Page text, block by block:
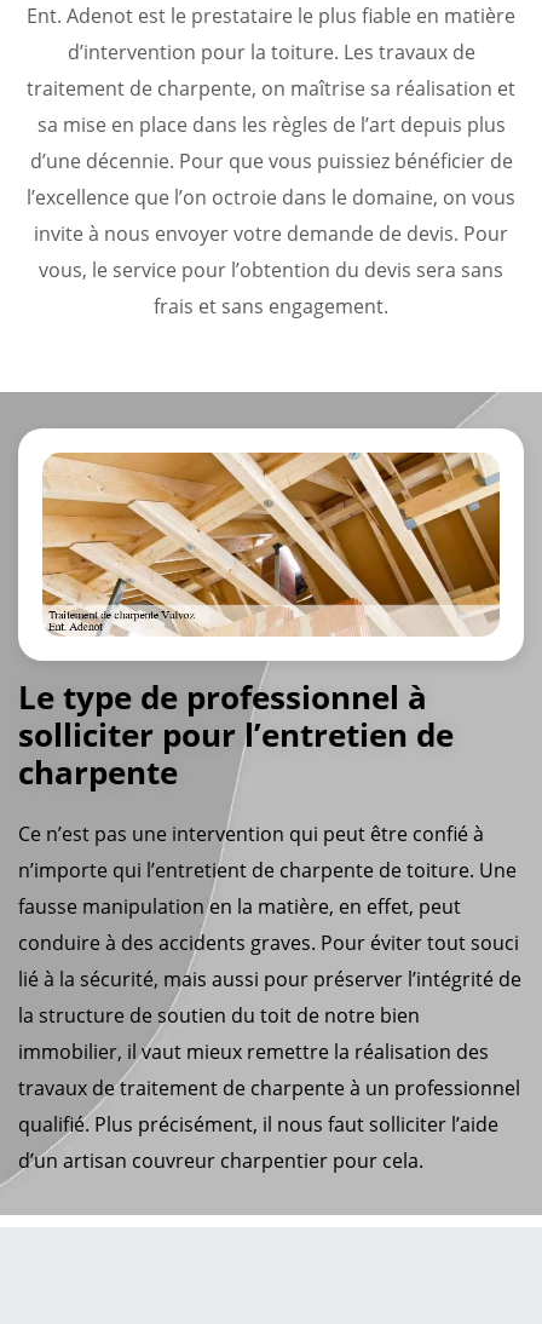
Ent. Adenot est le prestataire le plus fiable en matière
d’intervention pour la toiture. Les travaux de
traitement de charpente, on maîtrise sa réalisation et
sa mise en place dans les règles de l’art depuis plus
d’une décennie. Pour que vous puissiez bénéficier de
l’excellence que l’on octroie dans le domaine, on vous
invite à nous envoyer votre demande de devis. Pour
vous, le service pour l’obtention du devis sera sans
frais et sans engagement.
Le type de professionnel à
solliciter pour l’entretien de
charpente
Ce n’est pas une intervention qui peut être confié à
n’importe qui l’entretient de charpente de toiture. Une
fausse manipulation en la matière, en effet, peut
conduire à des accidents graves. Pour éviter tout souci
lié à la sécurité, mais aussi pour préserver l’intégrité de
la structure de soutien du toit de notre bien
immobilier, il vaut mieux remettre la réalisation des
travaux de traitement de charpente à un professionnel
qualifié. Plus précisément, il nous faut solliciter l’aide
d’un artisan couvreur charpentier pour cela.